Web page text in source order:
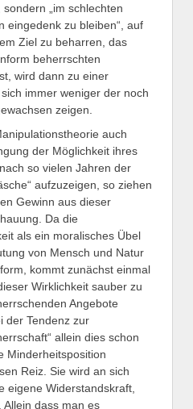
„im schlechten
eingedenk zu bleiben“, auf
Ziel zu beharren, das
beherrschten
wird dann zu einer
immer weniger der noch
zeigen.
auch
der Möglichkeit ihres
so vielen Jahren der
aufzuzeigen, so ziehen
Gewinn aus dieser
Da die
als ein moralisches Übel
von Mensch und Natur
kommt zunächst einmal
Wirklichkeit sauber zu
Angebote
der Tendenz zur
allein dies schon
Minderheitsposition
Reiz. Sie wird an sich
eigene Widerstandskraft,
Allein dass man es